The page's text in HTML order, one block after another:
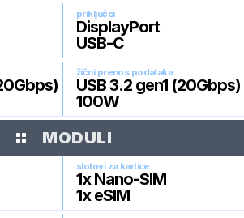
priključci
DisplayPort
USB-C
žični prenos podataka
USB 3.2 gen1 (20Gbps)
100W
MODULI
slotovi za kartice
1x Nano-SIM
1x eSIM